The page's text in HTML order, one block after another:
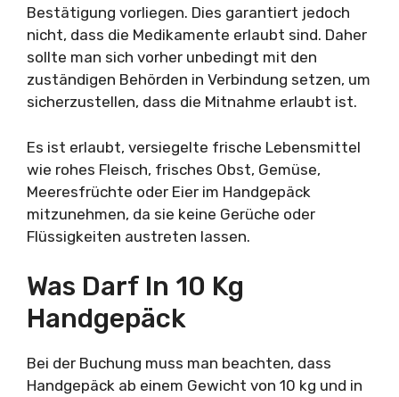
Bestätigung vorliegen. Dies garantiert jedoch
nicht, dass die Medikamente erlaubt sind. Daher
sollte man sich vorher unbedingt mit den
zuständigen Behörden in Verbindung setzen, um
sicherzustellen, dass die Mitnahme erlaubt ist.
Es ist erlaubt, versiegelte frische Lebensmittel
wie rohes Fleisch, frisches Obst, Gemüse,
Meeresfrüchte oder Eier im Handgepäck
mitzunehmen, da sie keine Gerüche oder
Flüssigkeiten austreten lassen.
Was Darf In 10 Kg
Handgepäck
Bei der Buchung muss man beachten, dass
Handgepäck ab einem Gewicht von 10 kg und in